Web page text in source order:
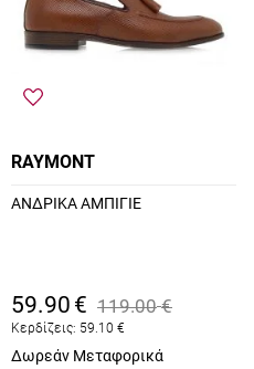
RAYMONT
ΑΝΔΡΙΚΑ ΑΜΠΙΓΙΕ
59.90 € 119.00 €
Κερδίζεις: 59.10 €
Δωρεάν Μεταφορικά